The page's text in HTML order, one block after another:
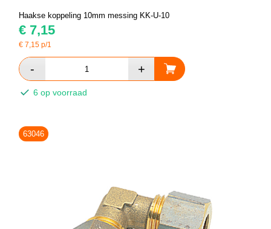
Haakse koppeling 10mm messing KK-U-10
€ 7,15
€7,15 p/1
6 op voorraad
63046